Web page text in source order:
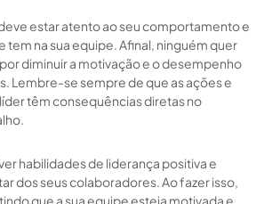
estar atento ao seu comportamento e
tem na sua equipe. Afinal, ninguém quer
diminuir a motivação e o desempenho
Lembre-se sempre de que as ações e
têm consequências diretas no
habilidades de liderança positiva e
dos seus colaboradores. Ao fazer isso,
que a sua equipe esteja motivada e